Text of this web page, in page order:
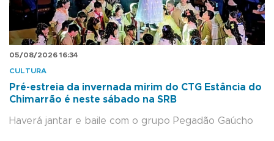
05/08/2026 16:34
CULTURA
Pré-estreia da invernada mirim do CTG Estância do
Chimarrão é neste sábado na SRB
Haverá jantar e baile com o grupo Pegadão Gaúcho